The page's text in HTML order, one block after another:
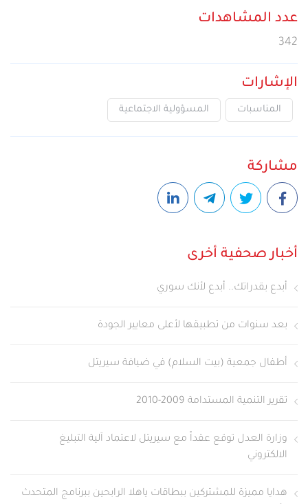
الإجراءات
عدد المشاهدات
342
الإشارات
المناسبات المسؤولية الاجتماعية
مشاركة
أخبار صحفية أخرى
أبدع بقدراتك.. أبدع لأنك سوري
بعد سنوات من تطبيقها لأعلى معايير الجودة
أطفال جمعية (بيت السلام) في ضيافة سيريتل
تقرير التنمية المستدامة 2009-2010
وزارة العدل توقع عقداً مع سيريتل لاعتماد آلية التبليغ
الالكتروني
هدايا مميزة للمشتركين ببطاقات ياهلا الرابحين ببرنامج المتحدث